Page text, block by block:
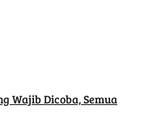
Wajib Dicoba, Semua